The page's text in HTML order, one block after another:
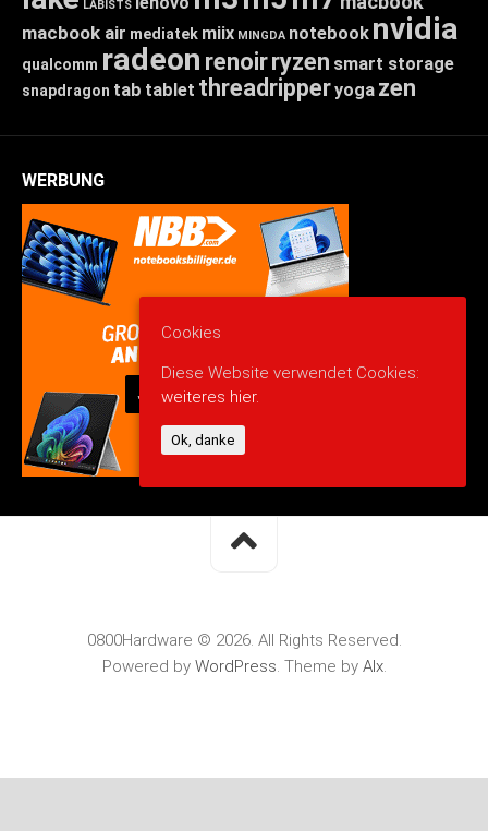
LABISTS
macbook air mediatek miix MINGDA notebook nvidia
qualcomm radeon renoirryzen smart storage
snapdragon tab tablet threadripperyoga zen
WERBUNG
0800Hardware © 2026. All Rights Reserved.
Powered by WordPress. Theme by Alx.
Cookies
Diese Website verwendet Cookies:
weiteres hier.
Ok, danke